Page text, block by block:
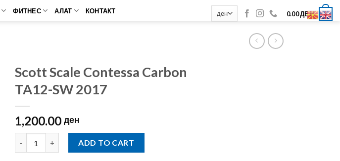
ФИТНЕС АЛАТ КОНТАКТ 0.00ДЕН 0
Scott Scale Contessa Carbon
TA12-SW 2017
1,200.00 ден
ADD TO CART